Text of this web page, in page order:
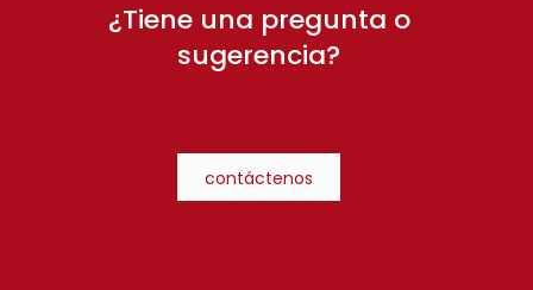
¿Tiene una pregunta o
sugerencia?
contáctenos